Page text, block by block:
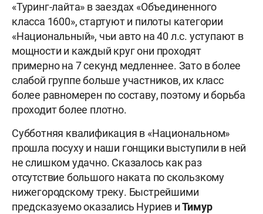
«Туринг-лайта» в заездах «Объединенного
класса 1600», стартуют и пилоты категории
«Национальный», чьи авто на 40 л.с. уступают в
мощности и каждый круг они проходят
примерно на 7 секунд медленнее. Зато в более
слабой группе больше участников, их класс
более равномерен по составу, поэтому и борьба
проходит более плотно.
Субботняя квалификация в «Национальном»
прошла посуху и наши гонщики выступили в ней
не слишком удачно. Сказалось как раз
отсутствие большого наката по скользкому
нижегородскому треку. Быстрейшими
предсказуемо оказались Нуриев иТимур